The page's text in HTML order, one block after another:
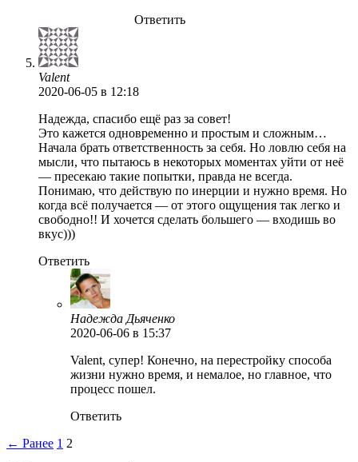
Ответить
Valent
2020-06-05 в 12:18
Надежда, спасибо ещё раз за совет!
Это кажется одновременно и простым и сложным…
Начала брать ответственность за себя. Но ловлю себя на
мысли, что пытаюсь в некоторых моментах уйти от неё
— пресекаю такие попытки, правда не всегда.
Понимаю, что действую по инерции и нужно время. Но
когда всё получается — от этого ощущения так легко и
свободно!! И хочется сделать большего — входишь во
вкус)))
Ответить
Надежда Дьяченко
2020-06-06 в 15:37
Valent, супер! Конечно, на перестройку способа
жизни нужно время, и немалое, но главное, что
процесс пошел.
Ответить
← Ранее 1 2